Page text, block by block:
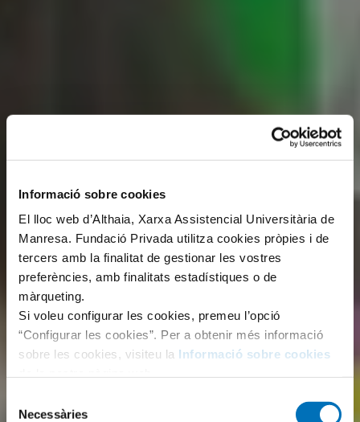
Informació sobre cookies
El lloc web d’Althaia, Xarxa Assistencial Universitària de
Manresa. Fundació Privada utilitza cookies pròpies i de
tercers amb la finalitat de gestionar les vostres
preferències, amb finalitats estadístiques o de
màrqueting.
Si voleu configurar les cookies, premeu l’opció
“Configurar les cookies”. Per a obtenir més informació
sobre les cookies, visiteu la Informació sobre cookies
Necessàries